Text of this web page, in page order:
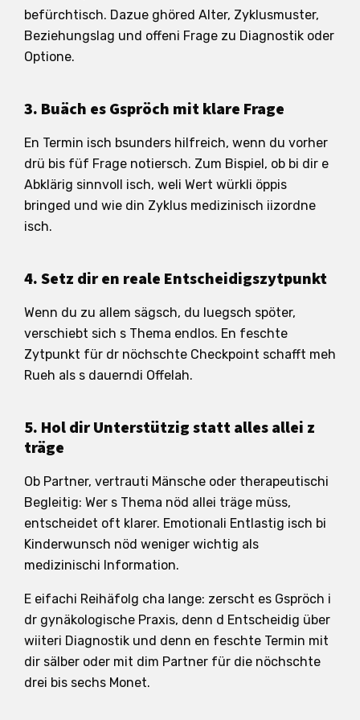
befürchtisch. Dazue ghöred Alter, Zyklusmuster,
Beziehungslag und offeni Frage zu Diagnostik oder
Optione.
3. Buäch es Gspröch mit klare Frage
En Termin isch bsunders hilfreich, wenn du vorher
drü bis füf Frage notiersch. Zum Bispiel, ob bi dir e
Abklärig sinnvoll isch, weli Wert würkli öppis
bringed und wie din Zyklus medizinisch iizordne
isch.
4. Setz dir en reale Entscheidigszytpunkt
Wenn du zu allem sägsch, du luegsch spöter,
verschiebt sich s Thema endlos. En feschte
Zytpunkt für dr nöchschte Checkpoint schafft meh
Rueh als s dauerndi Offelah.
5. Hol dir Unterstützig statt alles allei z
träge
Ob Partner, vertrauti Mänsche oder therapeutischi
Begleitig: Wer s Thema nöd allei träge müss,
entscheidet oft klarer. Emotionali Entlastig isch bi
Kinderwunsch nöd weniger wichtig als
medizinischi Information.
E eifachi Reihäfolg cha lange: zerscht es Gspröch i
dr gynäkologische Praxis, denn d Entscheidig über
wiiteri Diagnostik und denn en feschte Termin mit
dir sälber oder mit dim Partner für die nöchschte
drei bis sechs Monet.